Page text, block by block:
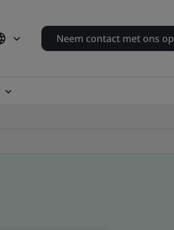
Neem contact met ons op